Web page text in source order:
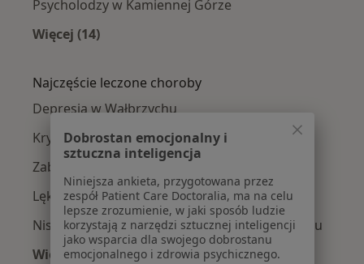
Psycholodzy w Kamiennej Górze
Więcej (14)
Najczęście leczone choroby
Depresja w Wałbrzychu
Kryzys emocjonalny w Wałbrzychu
Zaburzenia lękowe w Wałbrzychu
Lęki w Wałbrzychu
Niskie poczucie własnej wartości w Wałbrzychu
Więcej (15)
Dobrostan emocjonalny i
sztuczna inteligencja
Niniejsza ankieta, przygotowana przez
zespół Patient Care Doctoralia, ma na celu
lepsze zrozumienie, w jaki sposób ludzie
korzystają z narzędzi sztucznej inteligencji
jako wsparcia dla swojego dobrostanu
emocjonalnego i zdrowia psychicznego.